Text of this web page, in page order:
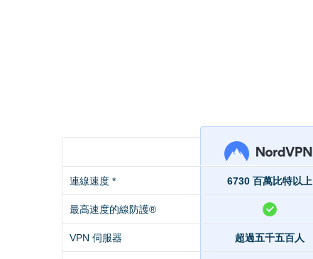
連線速度 * 6730 百萬比特以上
最高速度的線防護®
VPN 伺服器 超過五千五百人